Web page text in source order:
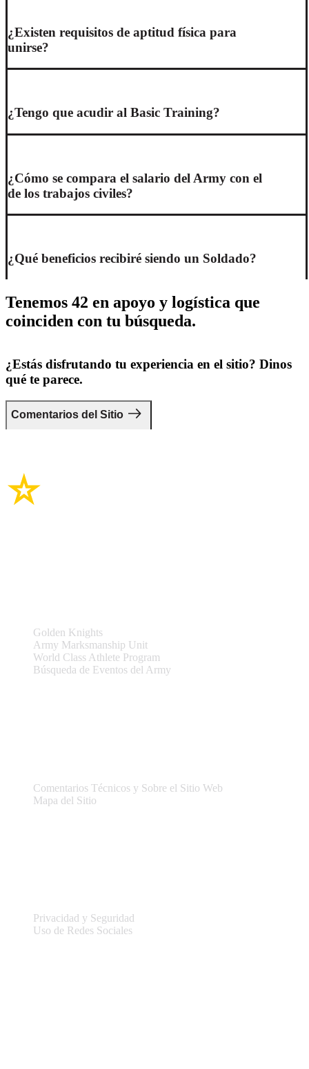
¿Existen requisitos de aptitud física para
unirse?
¿Tengo que acudir al Basic Training?
¿Cómo se compara el salario del Army con el
de los trabajos civiles?
¿Qué beneficios recibiré siendo un Soldado?
Tenemos 42 en apoyo y logística que
coinciden con tu búsqueda.
¿Estás disfrutando tu experiencia en el sitio? Dinos
qué te parece.
Comentarios del Sitio
Golden Knights
Army Marksmanship Unit
World Class Athlete Program
Búsqueda de Eventos del Army
Comentarios Técnicos y Sobre el Sitio Web
Mapa del Sitio
Privacidad y Seguridad
Uso de Redes Sociales